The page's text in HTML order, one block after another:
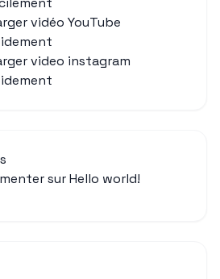
vidéo YouTube
video instagram
surHello world!